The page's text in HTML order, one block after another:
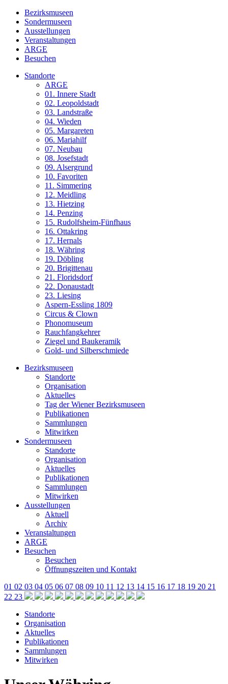
Bezirksmuseen
Sondermuseen
Ausstellungen
Veranstaltungen
ARGE
Besuchen
Standorte
ARGE
01. Innere Stadt
02. Leopoldstadt
03. Landstraße
04. Wieden
05. Margareten
06. Mariahilf
07. Neubau
08. Josefstadt
09. Alsergrund
10. Favoriten
11. Simmering
12. Meidling
13. Hietzing
14. Penzing
15. Rudolfsheim-Fünfhaus
16. Ottakring
17. Hernals
18. Währing
19. Döbling
20. Brigittenau
21. Floridsdorf
22. Donaustadt
23. Liesing
Aspern-Essling 1809
Circus & Clown
Phonomuseum
Rauchfangkehrer
Ziegel und Baukeramik
Gold- und Silberschmiede
Bezirksmuseen
Standorte
Organisation
Aktuelles
Tag der Wiener Bezirksmuseen
Publikationen
Sammlungen
Mitwirken
Sondermuseen
Standorte
Organisation
Aktuelles
Publikationen
Sammlungen
Mitwirken
Ausstellungen
Aktuell
Archiv
Veranstaltungen
ARGE
Besuchen
Besuchen
Öffnungszeiten und Kontakt
01 02 03 04 05 06 07 08 09 10 11 12 13 14 15 16 17 18 19 20 21
22 23
Standorte
Organisation
Aktuelles
Publikationen
Sammlungen
Mitwirken